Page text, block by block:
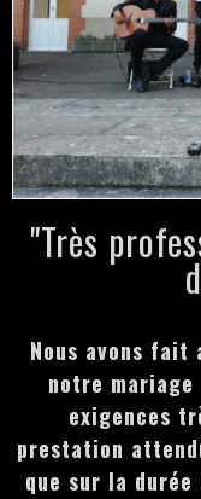
"Très
Nous avons fait
notre mariage
exigences
prestation
que sur la durée